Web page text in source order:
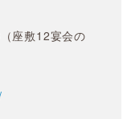
座敷12宴会の